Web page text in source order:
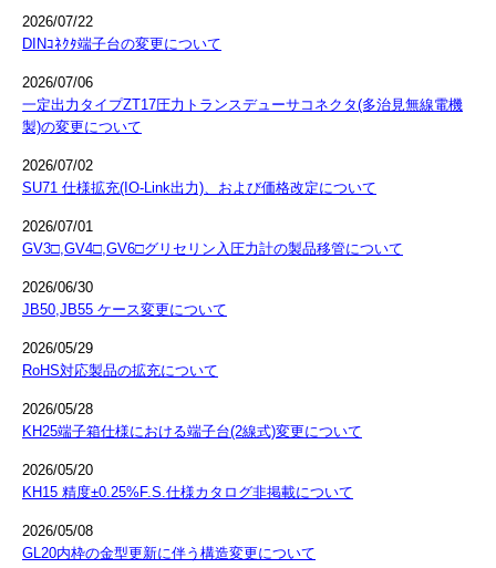
2026/07/22
DINｺﾈｸﾀ端子台の変更について
2026/07/06
一定出力タイプZT17圧力トランスデューサコネクタ(多治見無線電機
製)の変更について
2026/07/02
SU71 仕様拡充(IO-Link出力)、および価格改定について
2026/07/01
GV3□,GV4□,GV6□グリセリン入圧力計の製品移管について
2026/06/30
JB50,JB55 ケース変更について
2026/05/29
RoHS対応製品の拡充について
2026/05/28
KH25端子箱仕様における端子台(2線式)変更について
2026/05/20
KH15 精度±0.25%F.S.仕様カタログ非掲載について
2026/05/08
GL20内枠の金型更新に伴う構造変更について